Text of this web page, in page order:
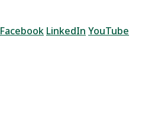
Facebook LinkedIn YouTube